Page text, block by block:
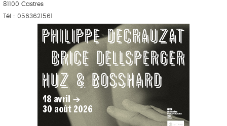
81100 Castres
Tél : 0563621561